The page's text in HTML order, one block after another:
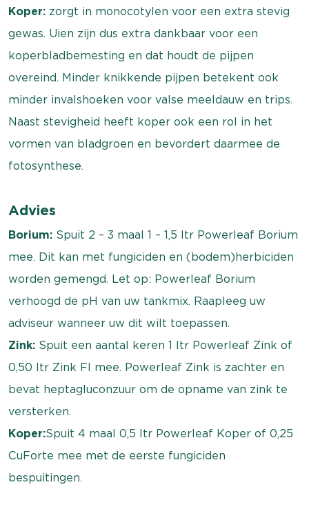
Koper: zorgt in monocotylen voor een extra stevig
gewas. Uien zijn dus extra dankbaar voor een
koperbladbemesting en dat houdt de pijpen
overeind. Minder knikkende pijpen betekent ook
minder invalshoeken voor valse meeldauw en trips.
Naast stevigheid heeft koper ook een rol in het
vormen van bladgroen en bevordert daarmee de
fotosynthese.
Advies
Borium: Spuit 2 – 3 maal 1 – 1,5 ltr Powerleaf Borium
mee. Dit kan met fungiciden en (bodem)herbiciden
worden gemengd. Let op: Powerleaf Borium
verhoogd de pH van uw tankmix. Raapleeg uw
adviseur wanneer uw dit wilt toepassen.
Zink: Spuit een aantal keren 1 ltr Powerleaf Zink of
0,50 ltr Zink Fl mee. Powerleaf Zink is zachter en
bevat heptagluconzuur om de opname van zink te
versterken.
Koper:Spuit 4 maal 0,5 ltr Powerleaf Koper of 0,25
CuForte mee met de eerste fungiciden
bespuitingen.